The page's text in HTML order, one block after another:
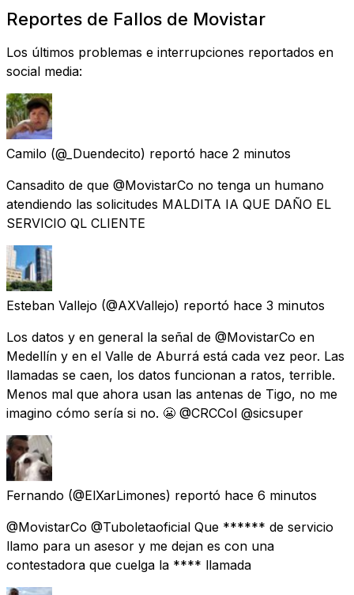
Reportes de Fallos de Movistar
Los últimos problemas e interrupciones reportados en
social media:
Camilo (@_Duendecito) reportó hace 2 minutos
Cansadito de que @MovistarCo no tenga un humano
atendiendo las solicitudes MALDITA IA QUE DAÑO EL
SERVICIO QL CLIENTE
Esteban Vallejo (@AXVallejo) reportó hace 3 minutos
Los datos y en general la señal de @MovistarCo en
Medellín y en el Valle de Aburrá está cada vez peor. Las
llamadas se caen, los datos funcionan a ratos, terrible.
Menos mal que ahora usan las antenas de Tigo, no me
imagino cómo sería si no. 😬 @CRCCol @sicsuper
Fernando (@ElXarLimones) reportó hace 6 minutos
@MovistarCo @Tuboletaoficial Que ****** de servicio
llamo para un asesor y me dejan es con una
contestadora que cuelga la **** llamada